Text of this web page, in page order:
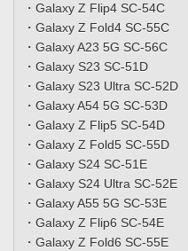
・Galaxy Z Flip4 SC-54C
・Galaxy Z Fold4 SC-55C
・Galaxy A23 5G SC-56C
・Galaxy S23 SC-51D
・Galaxy S23 Ultra SC-52D
・Galaxy A54 5G SC-53D
・Galaxy Z Flip5 SC-54D
・Galaxy Z Fold5 SC-55D
・Galaxy S24 SC-51E
・Galaxy S24 Ultra SC-52E
・Galaxy A55 5G SC-53E
・Galaxy Z Flip6 SC-54E
・Galaxy Z Fold6 SC-55E